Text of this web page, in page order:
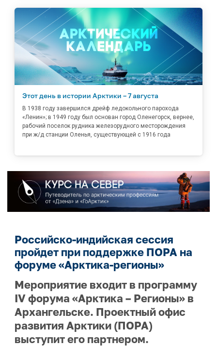
Этот день в истории Арктики – 7 августа
В 1938 году завершился дрейф ледокольного парохода
«Ленин»; в 1949 году был основан город Оленегорск, вернее,
рабочий поселок рудника железорудного месторождения
при ж/д станции Оленья, существующей с 1916 года
Российско-индийская сессия
пройдет при поддержке ПОРА на
форуме «Арктика-регионы»
Мероприятие входит в программу
IV форума «Арктика – Регионы» в
Архангельске. Проектный офис
развития Арктики (ПОРА)
выступит его партнером.